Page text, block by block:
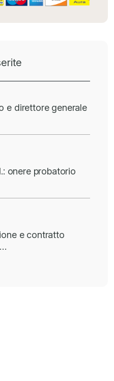
e direttore generale
onere probatorio
e contratto